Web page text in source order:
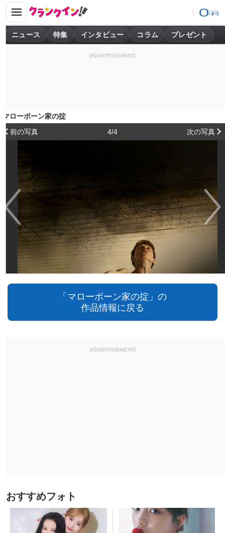
ニュース 特集 インタビュー コラム プレゼント
[ADVERTISEMENT]
マローボーン家の掟
前の写真
4/4 次の写真
「マローボーン家の掟」の
作品情報に戻る
[ADVERTISEMENT]
おすすめフォト